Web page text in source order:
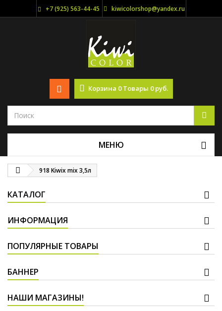
+7 (925) 563-44-45 kiwicolorshop@yandex.ru
Корзина 0 Товары 0 руб.
МЕНЮ
918 Kiwix mix 3,5л
КАТАЛОГ
ИНФОРМАЦИЯ
ПОПУЛЯРНЫЕ ТОВАРЫ
БАННЕР
НАШИ МАГАЗИНЫ!